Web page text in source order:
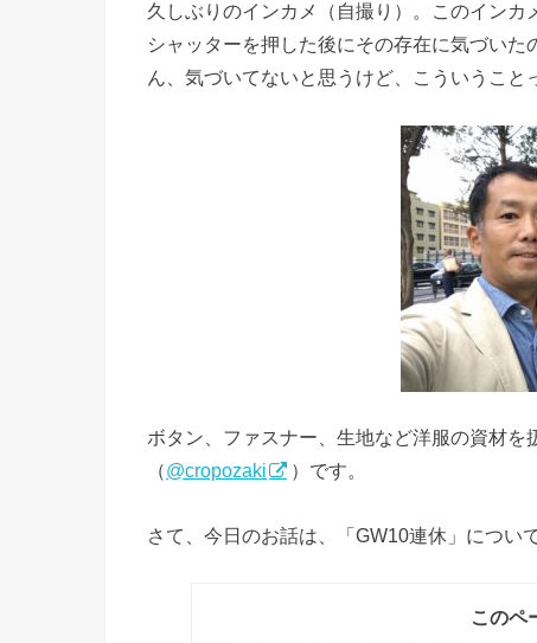
久しぶりのインカメ（自撮り）。このインカ
シャッターを押した後にその存在に気づい
ん、気づいてないと思うけど、こういうこと
ボタン、ファスナー、生地など洋服の資材
（@cropozaki ）です。
さて、今日のお話は、「GW10連休」につい
このペ